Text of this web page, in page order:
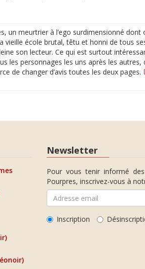
meurtrier à l’ego surdimensionné dont
vieille école brutal, têtu et honni de tous
son lecteur. Ce qui est surtout
les personnages les uns après les
de changer d’avis toutes les deux pages.
Newsletter
Pour vous tenir informé
Pourpres, inscrivez-vous à
Inscription